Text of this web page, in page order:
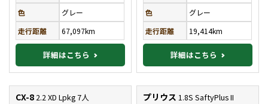
色
グレー
走行距離
67,097km
詳細はこちら
色
グレー
走行距離
19,414km
詳細はこちら
CX-82.2 XD Lpkg 7人 プリウス1.8S SaftyPlus II